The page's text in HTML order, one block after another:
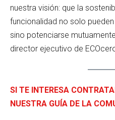
nuestra visión: que la
funcionalidad no solo pueden
sino potenciarse
director ejecutivo de
SI TE INTERESA
NUESTRA GUÍA DE LA